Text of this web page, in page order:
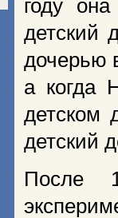
году
детский
дочерью
а когда
детском
детский
После